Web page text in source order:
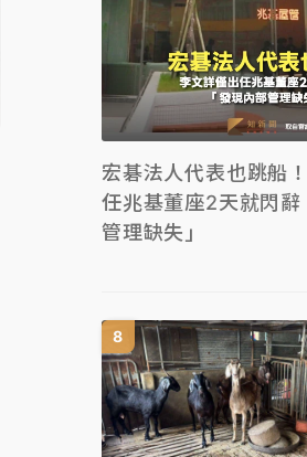
宏碁法人代表也跳船
任兆基董座2天就閃
管理缺失」